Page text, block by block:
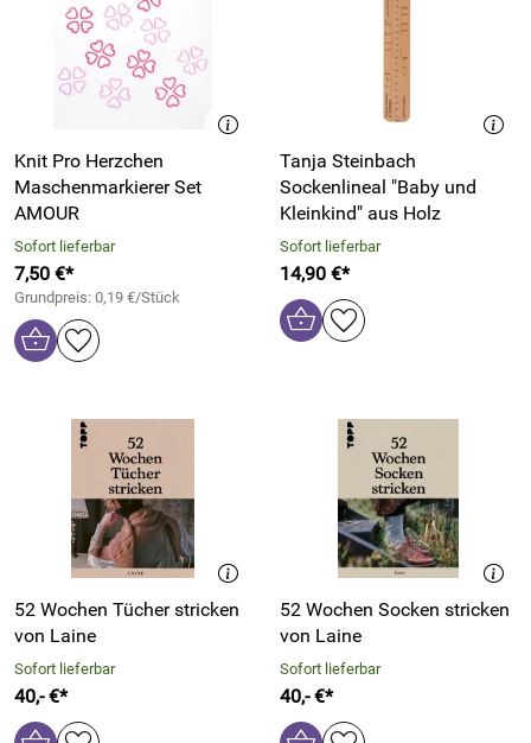
Knit Pro Herzchen
Maschenmarkierer Set
AMOUR
Sofort lieferbar
7,50 €*
Grundpreis: 0,19 €/Stück
Tanja Steinbach
Sockenlineal "Baby und
Kleinkind" aus Holz
Sofort lieferbar
14,90 €*
52 Wochen Tücher stricken
von Laine
Sofort lieferbar
40,- €*
52 Wochen Socken stricken
von Laine
Sofort lieferbar
40,- €*